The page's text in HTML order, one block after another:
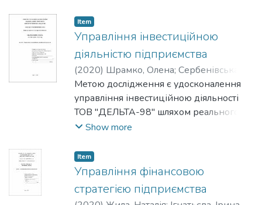
подолання опору персоналу в умовах
реалізації організаційних змін.
Item
Управління інвестиційною
діяльністю підприємства
(2020) Шрамко, Олена; Сербенівська,
Аліна
Метою дослідження є удосконалення
управління інвестиційною діяльності
ТОВ "ДЕЛЬТА-98" шляхом реального
капіталовкладення у матеріальні та
сприятиме розширенню діяльності
підприємства та підвищення його
ефективності.
Show more
Item
Управління фінансовою
стратегією підприємства